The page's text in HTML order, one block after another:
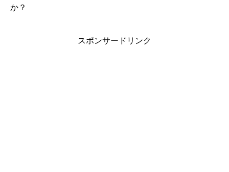
か？
スポンサードリンク